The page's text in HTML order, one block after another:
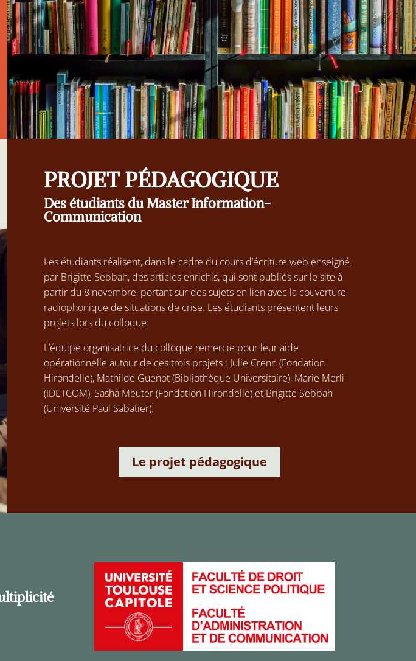
PROJET PÉDAGOGIQUE
Des étudiants du Master Information-
Communication
Les étudiants réalisent, dans le cadre du cours d’écriture web enseigné
par Brigitte Sebbah, des articles enrichis, qui sont publiés sur le site à
partir du 8 novembre, portant sur des sujets en lien avec la couverture
radiophonique de situations de crise. Les étudiants présentent leurs
projets lors du colloque.
L’équipe organisatrice du colloque remercie pour leur aide
opérationnelle autour de ces trois projets : Julie Crenn (Fondation
Hirondelle), Mathilde Guenot (Bibliothèque Universitaire), Marie Merli
(IDETCOM), Sasha Meuter (Fondation Hirondelle) et Brigitte Sebbah
(Université Paul Sabatier).
Le projet pédagogique